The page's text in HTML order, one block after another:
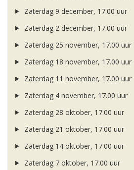
Zaterdag 9 december, 17.00 uur
Zaterdag 2 december, 17.00 uur
Zaterdag 25 november, 17.00 uur
Zaterdag 18 november, 17.00 uur
Zaterdag 11 november, 17.00 uur
Zaterdag 4 november, 17.00 uur
Zaterdag 28 oktober, 17.00 uur
Zaterdag 21 oktober, 17.00 uur
Zaterdag 14 oktober, 17.00 uur
Zaterdag 7 oktober, 17.00 uur